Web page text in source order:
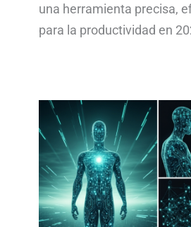
una herramienta precisa,
para la productividad en